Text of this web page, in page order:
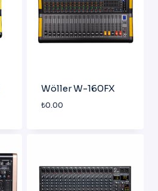
Wöller W-160FX
₺0.00